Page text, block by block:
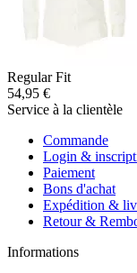
Regular Fit
54,95 €
Service à la clientèle
Commande
Login &
Paiement
Bons d'achat
Expédition &
Retour &
Informations